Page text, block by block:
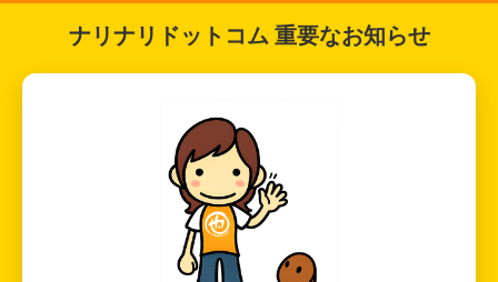
ナリナリドットコム 重要なお知らせ